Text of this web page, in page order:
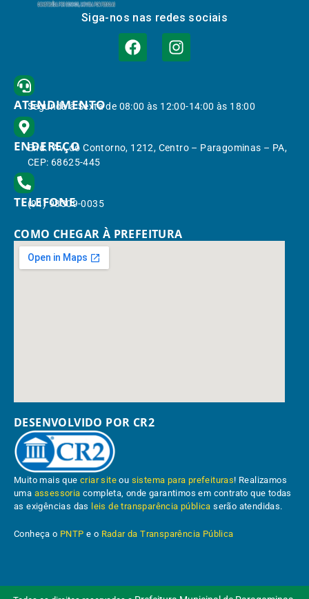
Siga-nos nas redes sociais
ATENDIMENTO
Segunda à Sexta de 08:00 às 12:00-14:00 às 18:00
ENDEREÇO
End.: Av. do Contorno, 1212, Centro – Paragominas – PA,
CEP: 68625-445
TELEFONE
(91) 98309-0035
COMO CHEGAR À PREFEITURA
DESENVOLVIDO POR CR2
Muito mais quecriar site ou sistema para prefeituras! Realizamos
uma assessoria completa, onde garantimos em contrato que todas
as exigências das leis de transparência pública serão atendidas.
Conheça o PNTP e o Radar da Transparência Pública